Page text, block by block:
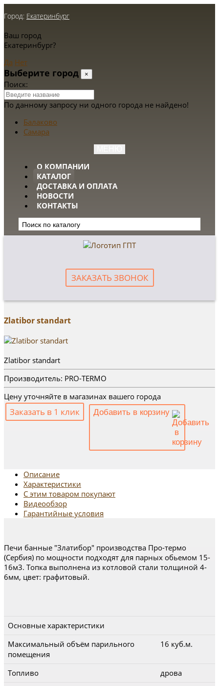
Город: Екатеринбург
Ваш город
Екатеринбург?
Да Нет
Выберите город ×
Поиск:
По данному запросу ни одного города не найдено!
Балаково
Самара
О КОМПАНИИ
КАТАЛОГ
ДОСТАВКА И ОПЛАТА
НОВОСТИ
КОНТАКТЫ
ЗАКАЗАТЬ ЗВОНОК
Zlatibor standart
Zlatibor standart
Производитель: PRO-TERMO
Цену уточняйте в магазинах вашего города
Заказать в 1 клик Добавить в корзину
Описание
Характеристики
С этим товаром покупают
Видеообзор
Гарантийные условия
Печи банные "Златибор" производства Про-термо
(Сербия) по мощности подходят для парных обьемом 15-
16м3. Топка выполнена из котловой стали толщиной 4-
6мм, цвет: графитовый.
Основные характеристики
Максимальный объём парильного
помещения
16 куб.м.
Топливо
дрова